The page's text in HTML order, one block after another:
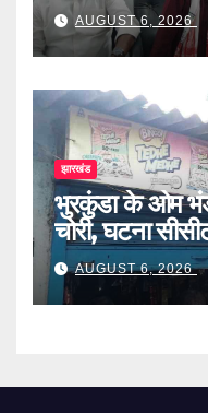
AUGUST 6, 2026
झारखंड
भुरकुंडा के ओम
चोरी, घटना
AUGUST 6, 2026